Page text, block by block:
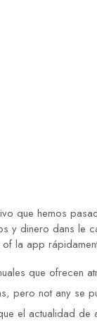
que hemos
y dinero dans
la app
que ofrecen
pero not any se
el actualidad